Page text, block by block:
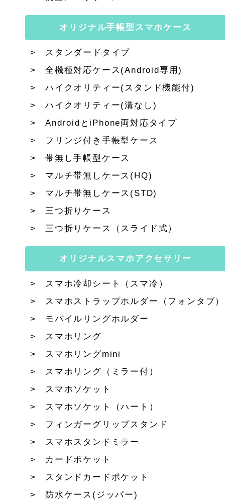
オリジナル手帳型スマホケース
スタンダードタイプ
全機種対応ケース(Android専用)
ハイクオリティー(スタンド機能付)
ハイクオリティー(溝なし)
AndroidとiPhone両対応タイプ
フリンジ付き手帳型ケース
帯無し手帳型ケース
マルチ帯無しケース(HQ)
マルチ帯無しケース(STD)
三つ折りケース
三つ折りケース（スライド式）
オリジナルスマホアクセサリー
スマホ冷却シート（スマ冷）
スマホストラップホルダー（フォンタブ）
モバイルリングホルダー
スマホリング
スマホリングmini
スマホリング（ミラー付）
スマホソケット
スマホソケット（ハート）
フィンガーグリップスタンド
スマホスタンドミラー
カードポケット
スタンドカードポケット
防水ケース(ジッパー)